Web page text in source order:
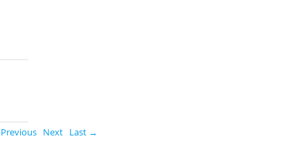
Previous Next Last →